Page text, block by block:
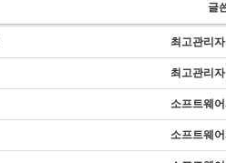
글
최고관리자
최고관리자
소프트웨
소프트웨